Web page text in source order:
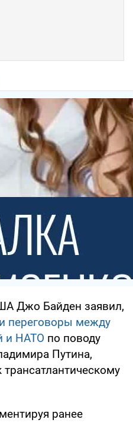
Джо Байден заявил,
переговоры между
и НАТО по поводу
Путина,
ранее